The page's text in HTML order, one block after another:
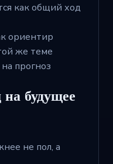
как общий ход
ориентир
же теме
прогноз
будущее
не пол, а